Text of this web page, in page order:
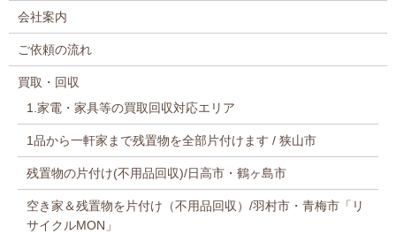
会社案内
ご依頼の流れ
買取・回収
1.家電・家具等の買取回収対応エリア
1品から一軒家まで残置物を全部片付けます / 狭山市
残置物の片付け(不用品回収)/日高市・鶴ヶ島市
空き家＆残置物を片付け（不用品回収）/羽村市・青梅市「リ
サイクルMON」